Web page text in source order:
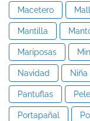
Macetero
Mantilla
Mariposas
Navidad Niña
Pantuflas
Portapañal